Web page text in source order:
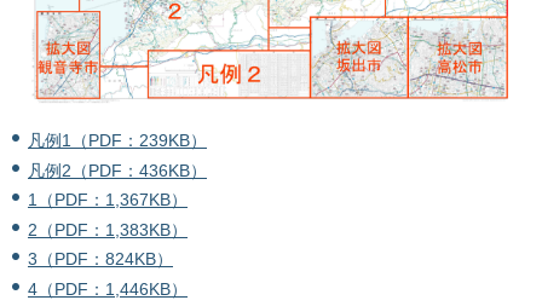
凡例1（PDF：239KB）
凡例2（PDF：436KB）
1（PDF：1,367KB）
2（PDF：1,383KB）
3（PDF：824KB）
4（PDF：1,446KB）